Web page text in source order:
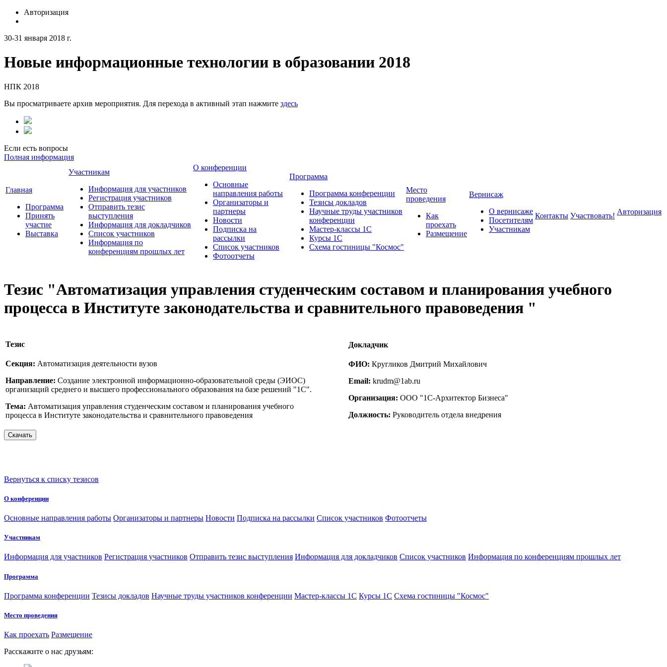
Авторизация
30-31 января 2018 г.
Новые информационные технологии в образовании 2018
НПК 2018
Вы просматриваете архив мероприятия. Для перехода в активный этап нажмите здесь
Если есть вопросы
Полная информация
Главная
Программа
Принять
участие
Выставка
Участникам
Информация для участников
Регистрация участников
Отправить тезис
выступления
Информация для докладчиков
Список участников
Информация по
конференциям прошлых лет
О конференции
Основные
направления работы
Организаторы и
партнеры
Новости
Подписка на
рассылки
Список участников
Фотоотчеты
Программа
Программа конференции
Тезисы докладов
Научные труды участников
конференции
Мастер-классы 1С
Курсы 1С
Схема гостиницы "Космос"
Место
проведения
Как
проехать
Размещение
Вернисаж
О вернисаже
Посетителям
Участникам
Контакты Участвовать! Авторизация
Тезис "Автоматизация управления студенческим составом и планирования учебного
процесса в Институте законодательства и сравнительного правоведения "
Тезис
Секция: Автоматизация деятельности вузов
Направление: Создание электронной информационно-образовательной среды (ЭИОС)
организаций среднего и высшего профессионального образования на базе решений "1С".
Тема: Автоматизация управления студенческим составом и планирования учебного
процесса в Институте законодательства и сравнительного правоведения
Докладчик
ФИО: Кругликов Дмитрий Михайлович
Email: krudm@1ab.ru
Организация: ООО "1С-Архитектор Бизнеса"
Должность: Руководитель отдела внедрения
Вернуться к списку тезисов
О конференции
Основные направления работы Организаторы и партнеры Новости Подписка на рассылки Список участников Фотоотчеты
Участникам
Информация для участников Регистрация участников Отправить тезис выступления Информация для докладчиков Список участников Информация по конференциям прошлых лет
Программа
Программа конференции Тезисы докладов Научные труды участников конференции Мастер-классы 1С Курсы 1С Схема гостиницы "Космос"
Место проведения
Как проехать Размещение
Расскажите о нас друзьям: